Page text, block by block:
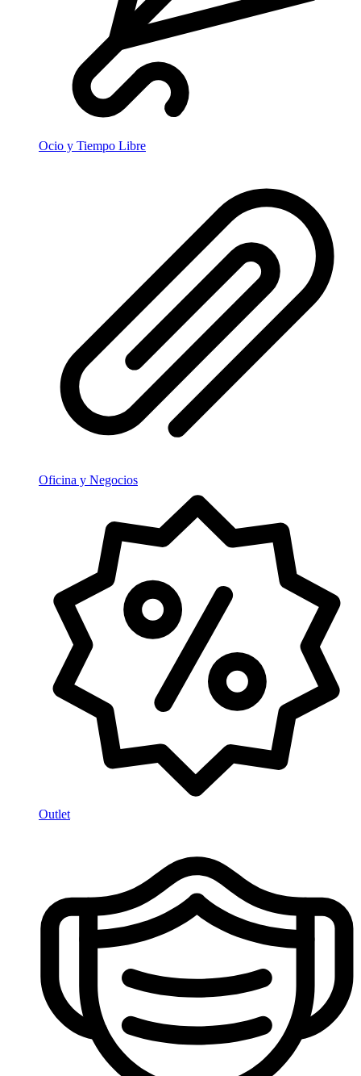
Ocio y Tiempo Libre
Oficina y Negocios
Outlet